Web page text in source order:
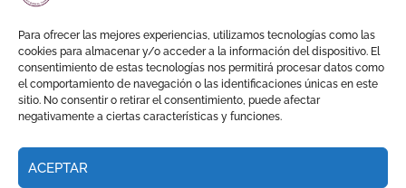
Para ofrecer las mejores experiencias, utilizamos tecnologías como las
cookies para almacenar y/o acceder a la información del dispositivo. El
consentimiento de estas tecnologías nos permitirá procesar datos como
el comportamiento de navegación o las identificaciones únicas en este
sitio. No consentir o retirar el consentimiento, puede afectar
negativamente a ciertas características y funciones.
ACEPTAR